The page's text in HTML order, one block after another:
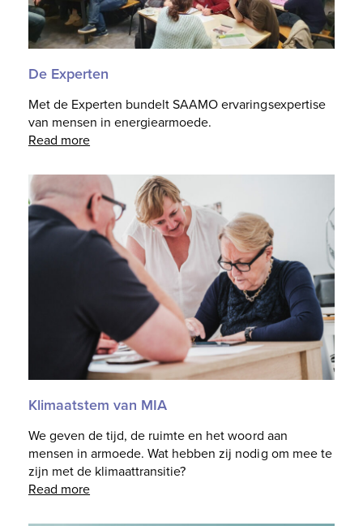
De Experten
Met de Experten bundelt SAAMO ervaringsexpertise
van mensen in energiearmoede.
Read more
Klimaatstem van MIA
We geven de tijd, de ruimte en het woord aan
mensen in armoede. Wat hebben zij nodig om mee te
zijn met de klimaattransitie?
Read more